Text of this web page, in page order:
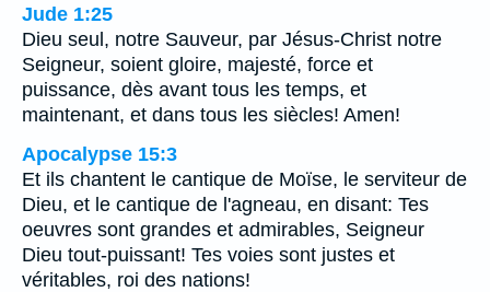
Jude 1:25
Dieu seul, notre Sauveur, par Jésus-Christ notre
Seigneur, soient gloire, majesté, force et
puissance, dès avant tous les temps, et
maintenant, et dans tous les siècles! Amen!
Apocalypse 15:3
Et ils chantent le cantique de Moïse, le serviteur de
Dieu, et le cantique de l'agneau, en disant: Tes
oeuvres sont grandes et admirables, Seigneur
Dieu tout-puissant! Tes voies sont justes et
véritables, roi des nations!